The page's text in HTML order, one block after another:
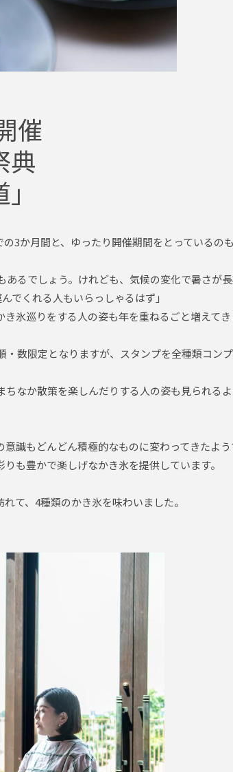
催
典
3か月間と、ゆったり開催期間をとっているの
るでしょう。けれども、気候の変化で暑さが
でくれる人もいらっしゃるはず」
氷巡りをする人の姿も年を重ねるごと増えてき
数限定となりますが、スタンプを全種類コン
なか散策を楽しんだりする人の姿も見られる
識もどんどん積極的なものに変わってきたよう
も豊かで楽しげなかき氷を提供しています。
て、4種類のかき氷を味わいました。